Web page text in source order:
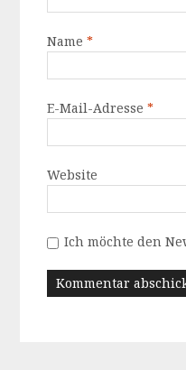
Name*
E-Mail-Adresse*
Website
Ich möchte den